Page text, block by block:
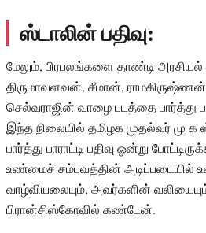
ஸ்டாலின் பதிவு:
மேலும், பிரபலங்களை தாண்டி
திருமாவளவன், சீமான், ராமகிருஷ்ணன்
செல்வராஜின் வாழை படத்தை பார்த்து
இந்த நிலையில் தமிழக முதல்வர் மு
பார்த்து பாராட்டி பதிவு ஒன்று
உண்மைச் சம்பவத்தின் அடிப்படையில்
வாழ்வியலையும், அவர்களின்
பிரான்சிஸ்கோவில் கண்டேன்.